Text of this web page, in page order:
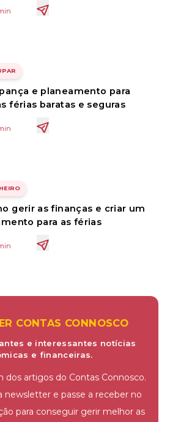
e planeamento para
férias baratas e seguras
gerir as finanças e criar um
para as férias
CONTAS CONNOSCO
e interessantes notícias
e financeiras.
dos artigos do Contas Connosco.
newsletter e passe a receber no
para conseguir gerir melhor as